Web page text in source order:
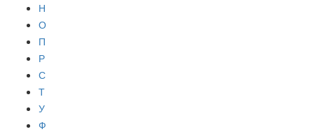
Н
О
П
Р
С
Т
У
Ф